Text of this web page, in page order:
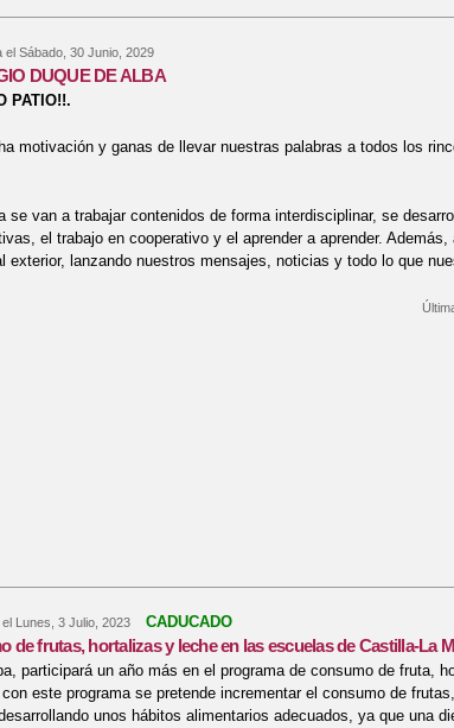
el Sábado, 30 Junio, 2029
DUQUE DE ALBA
PATIO!!.
motivación y ganas de llevar nuestras palabras a todos los
se van a trabajar contenidos de forma interdisciplinar, se
el trabajo en cooperativo y el aprender a aprender.
exterior, lanzando nuestros mensajes, noticias y todo lo que
Lunes, 3 Julio, 2023 CADUCADO
de frutas, hortalizas y leche en las escuelas de Castilla-La
participará un año más en el programa de consumo de fruta,
este programa se pretende incrementar el consumo de
unos hábitos alimentarios adecuados, ya que una